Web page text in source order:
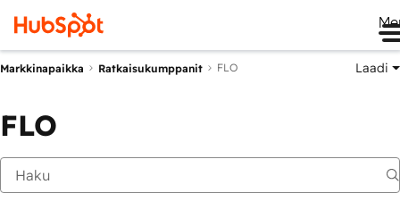
Markkinapaikka Ratkaisukumppanit FLO Laadi
FLO